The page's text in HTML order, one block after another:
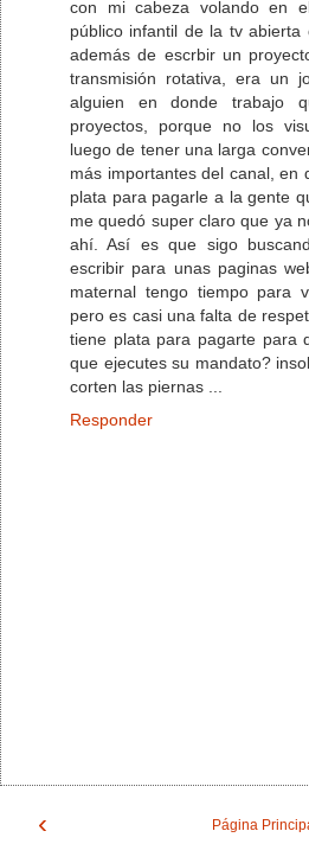
con mi cabeza volando en
público infantil de la tv abierta
además de escrbir un
transmisión rotativa, era un
alguien en donde trabajo
proyectos, porque no los
luego de tener una larga
más importantes del canal, en
plata para pagarle a la gente
me quedó super claro que ya
ahí. Así es que sigo
escribir para unas paginas
maternal tengo tiempo para
pero es casi una falta de
tiene plata para pagarte para
que ejecutes su mandato?
corten las piernas ...
Responder
‹ Página